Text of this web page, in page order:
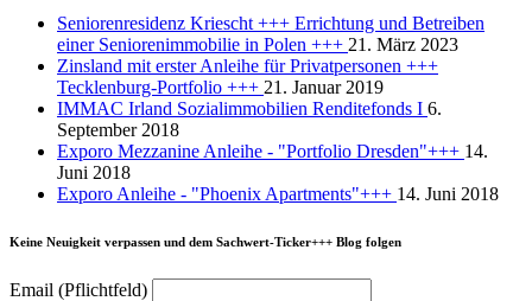
Seniorenresidenz Kriescht +++ Errichtung und Betreiben
einer Seniorenimmobilie in Polen +++ 21. März 2023
Zinsland mit erster Anleihe für Privatpersonen +++
Tecklenburg-Portfolio +++ 21. Januar 2019
IMMAC Irland Sozialimmobilien Renditefonds I 6.
September 2018
Exporo Mezzanine Anleihe - "Portfolio Dresden"+++ 14.
Juni 2018
Exporo Anleihe - "Phoenix Apartments"+++ 14. Juni 2018
Keine Neuigkeit verpassen und dem Sachwert-Ticker+++ Blog folgen
Email (Pflichtfeld)